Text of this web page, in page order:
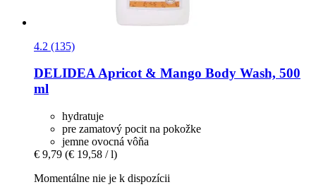
4.2 (135)
DELIDEAApricot & Mango Body Wash, 500
ml
hydratuje
pre zamatový pocit na pokožke
jemne ovocná vôňa
€ 9,79 (€ 19,58 / l)
Momentálne nie je k dispozícii